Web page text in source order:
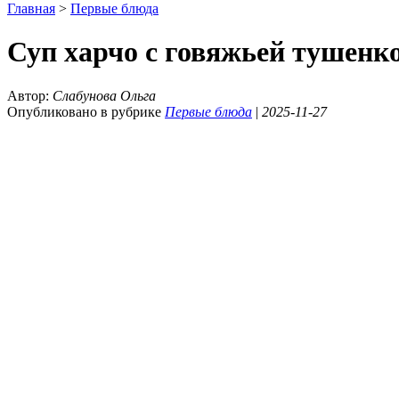
Главная > Первые блюда
Суп харчо с говяжьей
Автор: Слабунова Ольга
Опубликовано в рубрике Первые блюда | 2025-11-27